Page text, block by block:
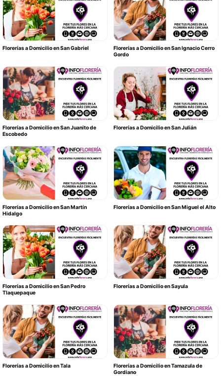
Florerías a Domicilio en San Gabriel
Florerías a Domicilio en San Ignacio Cerro
Gordo
Florerías a Domicilio en San Juanito de
Escobedo
Florerías a Domicilio en San Julián
Florerías a Domicilio en San Martín
Hidalgo
Florerías a Domicilio en San Miguel el Alto
Florerías a Domicilio en San Pedro
Tlaquepaque
Florerías a Domicilio en Sayula
Florerías a Domicilio en Tala
Florerías a Domicilio en Tamazula de
Gordiano